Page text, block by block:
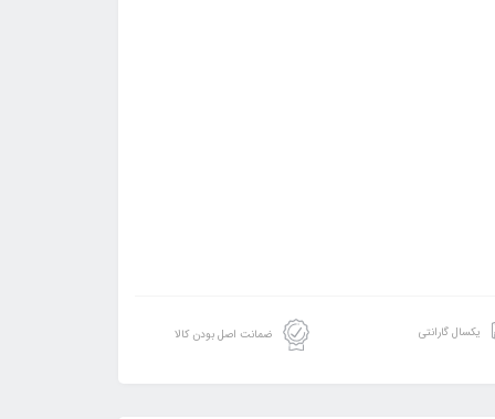
یکسال گارانتی ضمانت اصل بودن کالا